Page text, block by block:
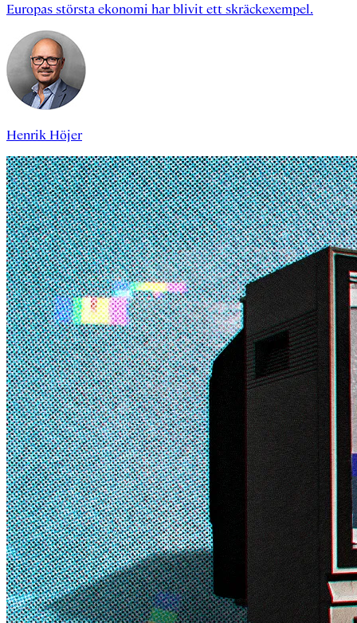
Europas största ekonomi har blivit ett skräckexempel.
Henrik Höjer